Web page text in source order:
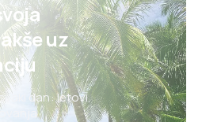
uz
dan: letovi,